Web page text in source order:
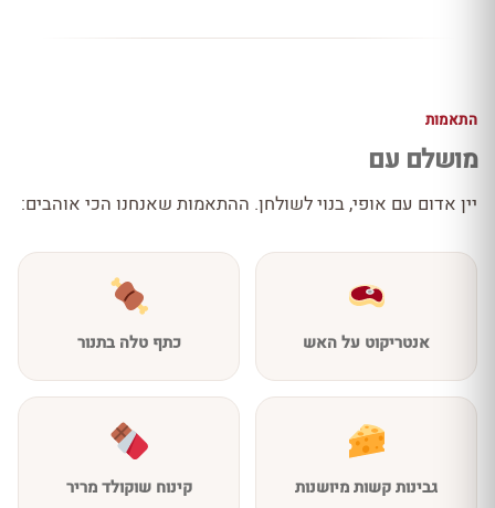
התאמות
מושלם עם
יין אדום עם אופי, בנוי לשולחן. ההתאמות שאנחנו הכי אוהבים:
אנטריקוט על האש כתף טלה בתנור
גבינות קשות מיושנות קינוח שוקולד מריר